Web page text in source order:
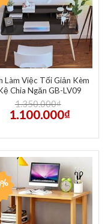
Làm Việc Tối Giản Kèm
Chia Ngăn GB-LV09
1.350.000₫
1.100.000₫